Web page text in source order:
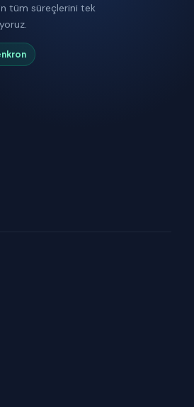
tüm süreçlerini tek